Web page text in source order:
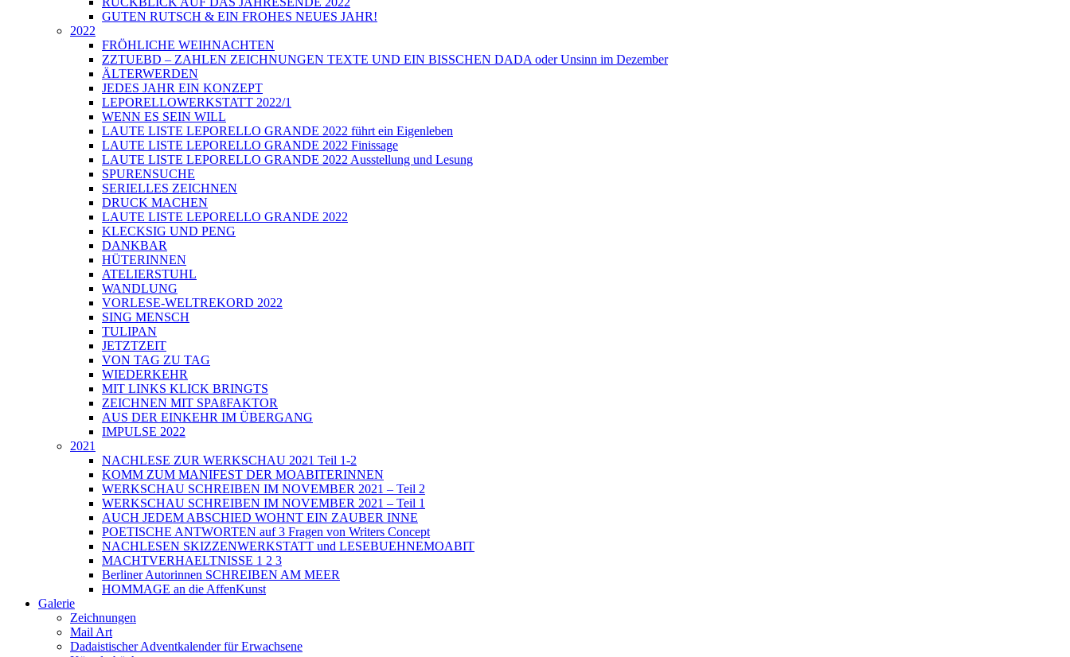
GUTEN RUTSCH & EIN FROHES NEUES JAHR!
2022
FRÖHLICHE WEIHNACHTEN
ZZTUEBD – ZAHLEN ZEICHNUNGEN TEXTE UND EIN BISSCHEN DADA oder Unsinn im Dezember
ÄLTERWERDEN
JEDES JAHR EIN KONZEPT
LEPORELLOWERKSTATT 2022/1
WENN ES SEIN WILL
LAUTE LISTE LEPORELLO GRANDE 2022 führt ein Eigenleben
LAUTE LISTE LEPORELLO GRANDE 2022 Finissage
LAUTE LISTE LEPORELLO GRANDE 2022 Ausstellung und Lesung
SPURENSUCHE
SERIELLES ZEICHNEN
DRUCK MACHEN
LAUTE LISTE LEPORELLO GRANDE 2022
KLECKSIG UND PENG
DANKBAR
HÜTERINNEN
ATELIERSTUHL
WANDLUNG
VORLESE-WELTREKORD 2022
SING MENSCH
TULIPAN
JETZTZEIT
VON TAG ZU TAG
WIEDERKEHR
MIT LINKS KLICK BRINGTS
ZEICHNEN MIT SPAßFAKTOR
AUS DER EINKEHR IM ÜBERGANG
IMPULSE 2022
2021
NACHLESE ZUR WERKSCHAU 2021 Teil 1-2
KOMM ZUM MANIFEST DER MOABITERINNEN
WERKSCHAU SCHREIBEN IM NOVEMBER 2021 – Teil 2
WERKSCHAU SCHREIBEN IM NOVEMBER 2021 – Teil 1
AUCH JEDEM ABSCHIED WOHNT EIN ZAUBER INNE
POETISCHE ANTWORTEN auf 3 Fragen von Writers Concept
NACHLESEN SKIZZENWERKSTATT und LESEBUEHNEMOABIT
MACHTVERHAELTNISSE 1 2 3
Berliner Autorinnen SCHREIBEN AM MEER
HOMMAGE an die AffenKunst
Galerie
Zeichnungen
Mail Art
Dadaistischer Adventkalender für Erwachsene